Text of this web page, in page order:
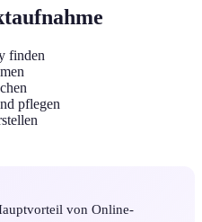
finden
pflegen
von Online-